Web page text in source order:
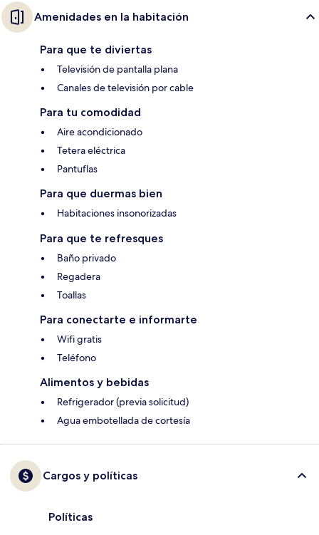
Amenidades en la habitación
Para que te diviertas
Televisión de pantalla plana
Canales de televisión por cable
Para tu comodidad
Aire acondicionado
Tetera eléctrica
Pantuflas
Para que duermas bien
Habitaciones insonorizadas
Para que te refresques
Baño privado
Regadera
Toallas
Para conectarte e informarte
Wifi gratis
Teléfono
Alimentos y bebidas
Refrigerador (previa solicitud)
Agua embotellada de cortesía
Cargos y políticas
Políticas